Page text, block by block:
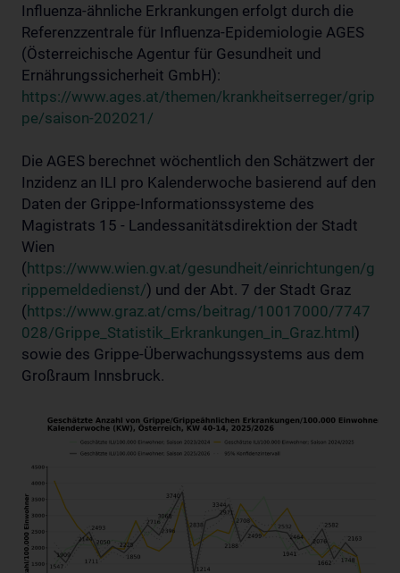
Influenza-ähnliche Erkrankungen erfolgt durch die
Referenzzentrale für Influenza-Epidemiologie AGES
(Österreichische Agentur für Gesundheit und
Ernährungssicherheit GmbH):
https://www.ages.at/themen/krankheitserreger/grip
pe/saison-202021/
Die AGES berechnet wöchentlich den Schätzwert der
Inzidenz an ILI pro Kalenderwoche basierend auf den
Daten der Grippe-Informationssysteme des
Magistrats 15 - Landessanitätsdirektion der Stadt
Wien
(https://www.wien.gv.at/gesundheit/einrichtungen/g
rippemeldedienst/) und der Abt. 7 der Stadt Graz
(https://www.graz.at/cms/beitrag/10017000/7747
028/Grippe_Statistik_Erkrankungen_in_Graz.html)
sowie des Grippe-Überwachungssystems aus dem
Großraum Innsbruck.